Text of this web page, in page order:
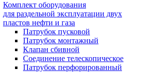
Комплект оборудования
для раздельной эксплуатации двух
пластов нефти и газа
Патрубок пусковой
Патрубок монтажный
Клапан сбивной
Соединение телескопическое
Патрубок перфорированный